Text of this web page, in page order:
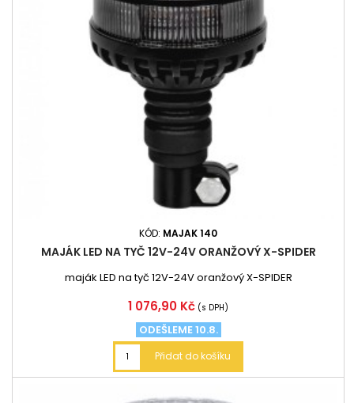
KÓD: MAJAK 140
MAJÁK LED NA TYČ 12V-24V ORANŽOVÝ X-SPIDER
maják LED na tyč 12V-24V oranžový X-SPIDER
Cena
1 076,90 Kč (s DPH)
ODEŠLEME 10.8.
Přidat do košíku